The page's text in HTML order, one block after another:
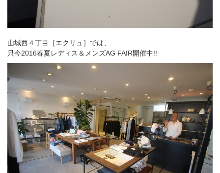
山城西４丁目［エクリュ］では、
只今2016春夏レディス＆メンズAG FAIR開催中!!